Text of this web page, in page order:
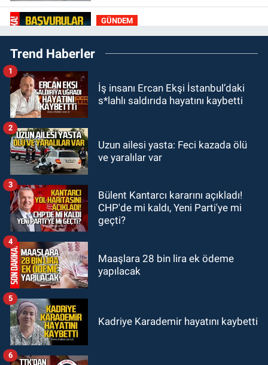
hayatını kaybetti
GÜNDEM
21:29Başvurular başladı: 3 bin
250 kişi alınacak
19:56Otomobille çarpışan
bisikletli ağır yaralandı
19:46Cumhurbaşkanı Erdoğan’ın
GÜNDEM
18:48Yeni başkan belli oldu:
Kongrede dostluk mesajları
Trend Haberler
İş insanı Ercan Ekşi İstanbul’daki
s*lahlı saldırıda hayatını kaybetti
1
Uzun ailesi yasta: Feci kazada ölü
ve yaralılar var
2
Bülent Kantarcı kararını açıkladı!
CHP'de mi kaldı, Yeni Parti'ye mi
geçti?
3
Maaşlara 28 bin lira ek ödeme
yapılacak
4
Kadriye Karademir hayatını kaybetti
5
6